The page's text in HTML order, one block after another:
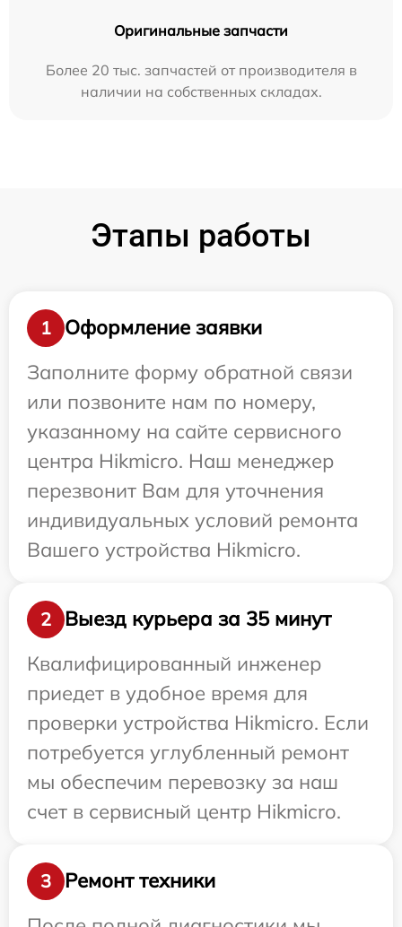
Оригинальные запчасти
Более 20 тыс. запчастей от производителя в
наличии на собственных складах.
Этапы работы
1
Оформление заявки
Заполните форму обратной связи
или позвоните нам по номеру,
указанному на сайте сервисного
центра Hikmicro. Наш менеджер
перезвонит Вам для уточнения
индивидуальных условий ремонта
Вашего устройства Hikmicro.
2
Выезд курьера за 35 минут
Квалифицированный инженер
приедет в удобное время для
проверки устройства Hikmicro. Если
потребуется углубленный ремонт
мы обеспечим перевозку за наш
счет в сервисный центр Hikmicro.
3
Ремонт техники